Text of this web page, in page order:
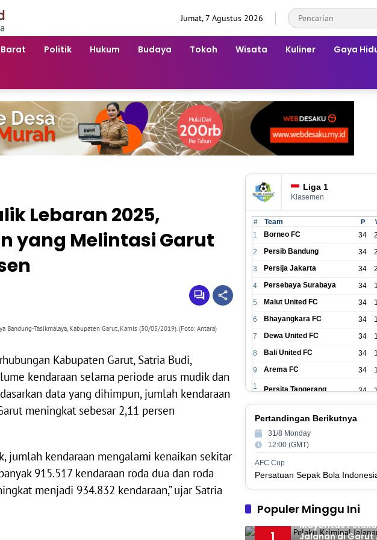
Jumat, 7 Agustus 2026
Politik Hukum Budaya Tokoh Wisata Kuliner Gaya
Lebaran 2025,
yang Melintasi Garut
Tasikmalaya, Kabupaten Garut, Kamis (30/05/2019). (Foto: Antara)
Kabupaten Garut, Satria Budi,
kendaraan selama periode arus mudik dan
data yang dihimpun, jumlah kendaraan
meningkat sebesar 2,11 persen
jumlah kendaraan mengalami kenaikan sekitar
915.517 kendaraan roda dua dan roda
menjadi 934.832 kendaraan,” ujar Satria
Liga 1
Klasemen
# Team P
1 Borneo FC 34
2
Persib Bandung 34
3
Persija Jakarta 34
4
Persebaya Surabaya 34
5
Malut United FC 34
6
Bhayangkara FC 34
7
Dewa United FC 34
8
Bali United FC 34
9
Arema FC 34
1
Persita Tangerang 34
1
1
2
Persik Kediri
3
Persijap Jepara
1
4
PSM Makassar 34
1
6
Persis Solo 34
Pertandingan Berikutnya
31/8 Monday
12:00 (GMT)
AFC Cup
Populer Minggu Ini
1
Mayoritas
Jalanan di Garut